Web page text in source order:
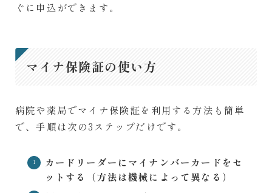
ぐに申込ができます。
マイナ保険証の使い方
病院や薬局でマイナ保険証を利用する方法も簡単
で、手順は次の3ステップだけです。
カードリーダーにマイナンバーカードをセ
ットする（方法は機械によって異なる）